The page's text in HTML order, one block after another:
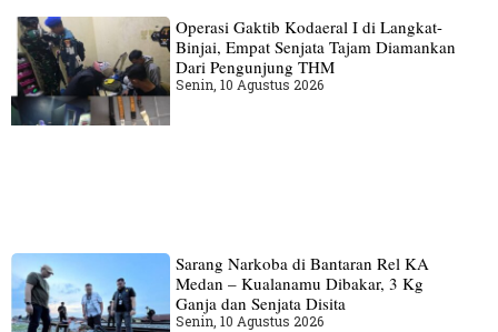
Operasi Gaktib Kodaeral I di Langkat-
Binjai, Empat Senjata Tajam Diamankan
Dari Pengunjung THM
Senin, 10 Agustus 2026
Sarang Narkoba di Bantaran Rel KA
Medan – Kualanamu Dibakar, 3 Kg
Ganja dan Senjata Disita
Senin, 10 Agustus 2026